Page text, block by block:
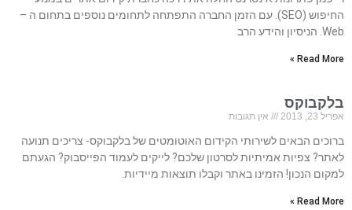
החיפוש (SEO). עם הזמן החברה התפתחה לתחומים נוספים בתחום ה –
Web. הניסיון והידע הרב
Read More »
בלקבוקס
אפריל 23, 2013 אין תגובות
ברוכים הבאים לשירותי הקידום האוטומטים של בלקבוקס- צריכים תנועה
לאתר? צפיות אמיתיות לסרטון שלכם? לייקים לעמוד הפייסבוק? הגעתם
למקום הנכון! הזמינו באתר וקבלו תוצאות מיידיות.
Read More »